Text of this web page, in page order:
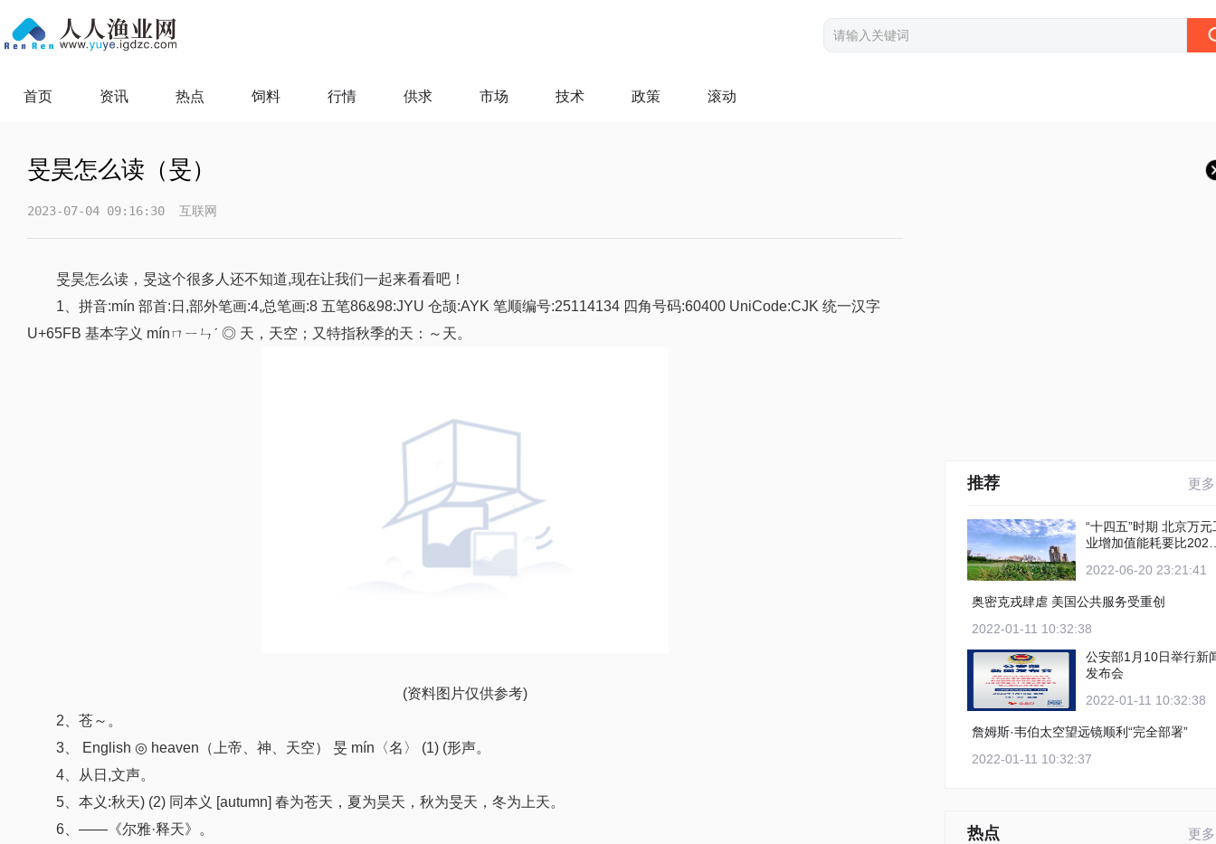
首页 资讯 热点 饲料 行情 供求 市场 技术 政策 滚动
旻昊怎么读（旻）
2023-07-04 09:16:30 互联网
旻昊怎么读，旻这个很多人还不知道,现在让我们一起来看看吧！
1、拼音:mín 部首:日,部外笔画:4,总笔画:8 五笔86&98:JYU 仓颉:AYK 笔顺编号:25114134 四角号码:60400 UniCode:CJK 统一汉字
U+65FB 基本字义 mínㄇㄧㄣˊ ◎ 天，天空；又特指秋季的天：～天。
(资料图片仅供参考)
2、苍～。
3、 English ◎ heaven（上帝、神、天空） 旻 mín〈名〉 (1) (形声。
4、从日,文声。
5、本义:秋天) (2) 同本义 [autumn] 春为苍天，夏为昊天，秋为旻天，冬为上天。
6、——《尔雅·释天》。
推荐 更多
“十四五”时期 北京万元工
业增加值能耗要比2020
2022-06-20 23:21:41
奥密克戎肆虐 美国公共服务受重创
2022-01-11 10:32:38
公安部1月10日举行新
发布会
2022-01-11 10:32:38
詹姆斯·韦伯太空望远镜顺利“完全部署”
2022-01-11 10:32:37
热点 更多